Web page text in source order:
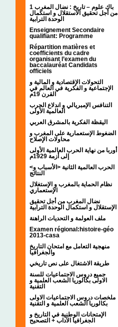
1 باك علوم – تاريخ : نضال المغرب
من أجل تحقيق الاستقلال و استكمال
الوحدة الترابية
Enseignement Secondaire
qualifiant: Programme
Répartition matières et
coefficients du cadre
organisant l’examen du
baccalauréat Candidats
officiels
التحولات الإقتصادية و المالية و
الإجتماعية و الفكرية في العالم في
القرن 19م
التنافس الإمبريالي و اندلاع الحرب
العالمية الأولى
اليقظة الفكرية بالمشرق العربي
الضغوط الإستعمارية على المغرب و
محاولات الإصلاح
أوربا من نهاية الحرب العالمية الأولى
إلى أزمة 1929م
<الحرب العالمية الثانية <الأسباب و
النتائج
نظام الحماية بالمغرب و الإستغلال
الإستعماري
نضال المغرب من أجل تحقيق
الإستقلال و استكمال الوحدة الترابية
ملف العولمة و التحديات الراهنة
Examen régional:histoire-géo
2013-casa
منهجية التعامل مع امتحان التاريخ
والجغرافيا
طريقة الاشتغال على نص تاريخي
جميع دروس الاجتماعيات للسنة
الاولى بكالوريا الشعب العلمية و
التقنية
ملخصات دروس الاجتماعيات الاولى
بكالوريا الشعب العلمية و التقنية
الإمتحانات الوطنية في التاريخ و
الجغرافيا الآداب + التصحيح